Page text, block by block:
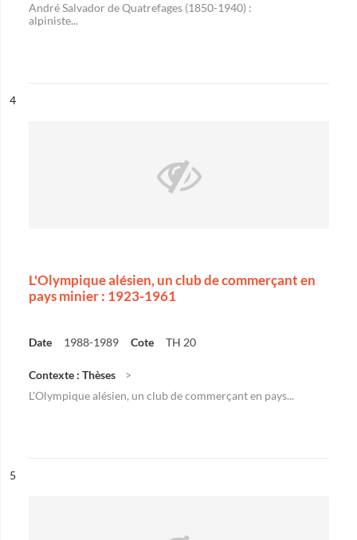
André Salvador de Quatrefages (1850-1940) :
alpiniste...
n°
4
L'Olympique alésien, un club de commerçant en
pays minier : 1923-1961
Date 1988-1989 Cote TH 20
Contexte : Thèses
L'Olympique alésien, un club de commerçant en pays...
n°
5